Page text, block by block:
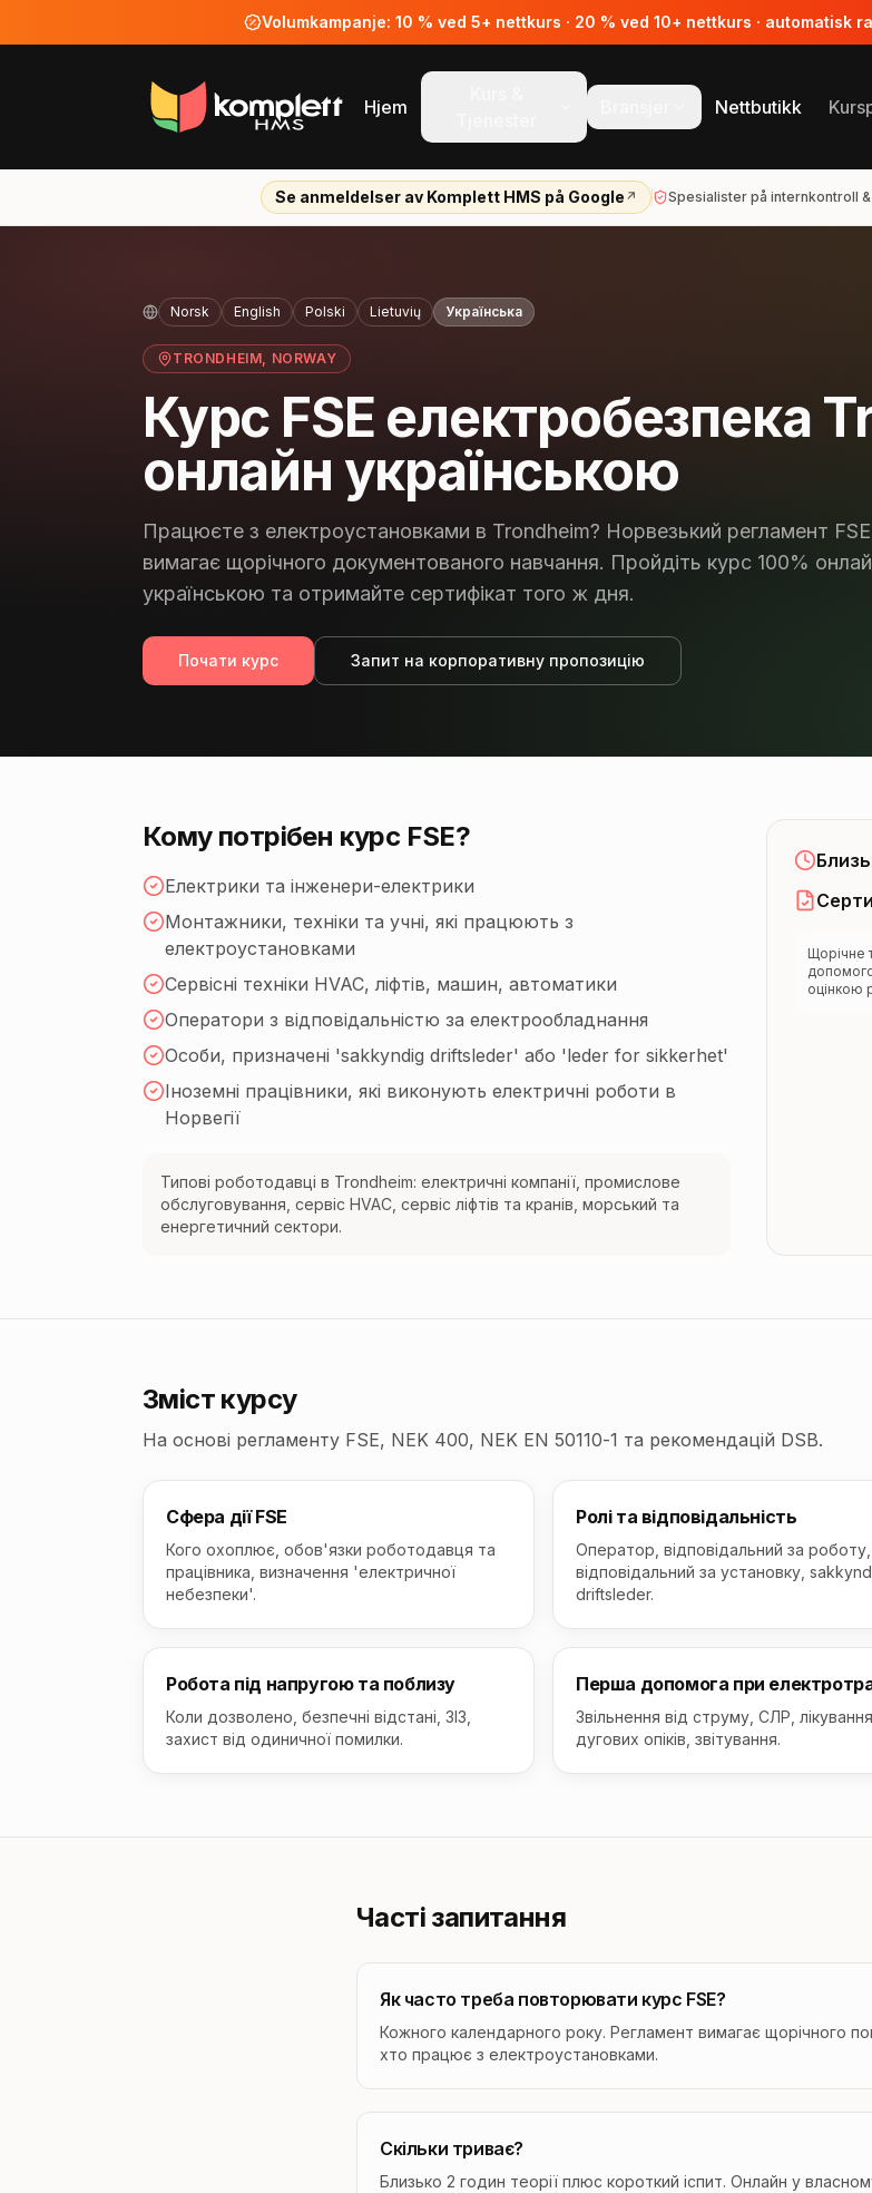
Volumkampanje: 10 % ved 5+ nettkurs · 20 % ved 10+ nettkurs · automatisk
Hjem Nettbutikk
Se anmeldelser av Komplett HMS på Google ↗ Spesialister på internkontroll
Norsk English Polski Lietuvių Українська
TRONDHEIM, NORWAY
Курс FSE електробезпека
онлайн українською
Працюєте з електроустановками в Trondheim? Норвезький регламент FSE
вимагає щорічного документованого навчання. Пройдіть курс 100%
українською та отримайте сертифікат того ж дня.
Почати курс Запит на корпоративну пропозицію
Кому потрібен курс FSE?
Електрики та інженери-електрики
Монтажники, техніки та учні, які працюють з
електроустановками
Сервісні техніки HVAC, ліфтів, машин, автоматики
Оператори з відповідальністю за електрообладнання
Особи, призначені 'sakkyndig driftsleder' або 'leder for sikkerhet'
Іноземні працівники, які виконують електричні роботи в
Норвегії
Типові роботодавці в Trondheim: електричні компанії, промислове
обслуговування, сервіс HVAC, сервіс ліфтів та кранів, морський та
енергетичний сектори.
Щорічне
оцінкою
Зміст курсу
На основі регламенту FSE, NEK 400, NEK EN 50110-1 та рекомендацій DSB.
Сфера дії FSE
Кого охоплює, обов'язки роботодавця та
працівника, визначення 'електричної
небезпеки'.
Ролі та відповідальність
Оператор, відповідальний за роботу,
відповідальний за установку,
driftsleder.
Робота під напругою та поблизу
Коли дозволено, безпечні відстані, ЗІЗ,
захист від одиничної помилки.
Перша допомога при
Звільнення від струму, СЛР, лікування
дугових опіків, звітування.
Часті запитання
Як часто треба повторювати курс FSE?
Кожного календарного року. Регламент вимагає щорічного
хто працює з електроустановками.
Скільки триває?
Близько 2 годин теорії плюс короткий іспит. Онлайн у